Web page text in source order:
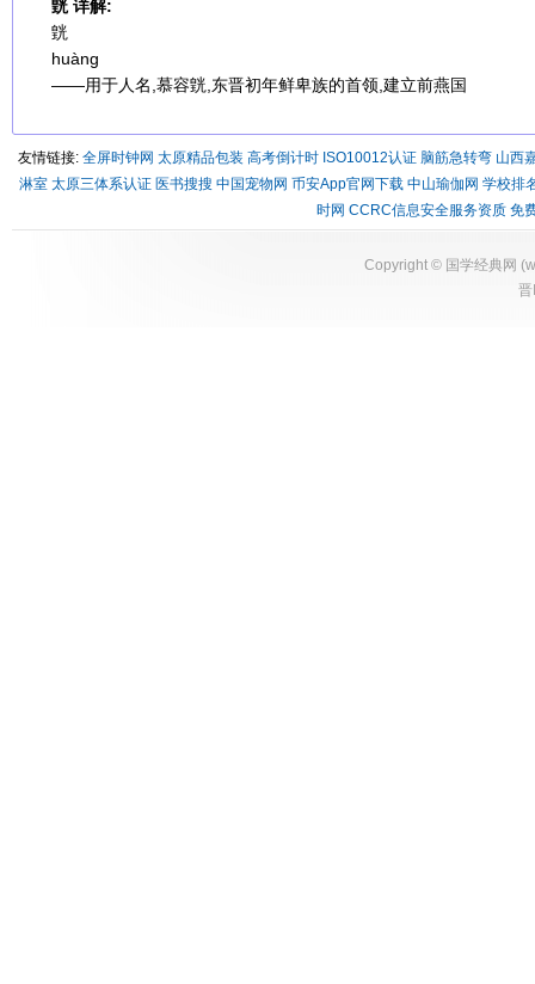
皝 详解:
皝
huàng
——用于人名,慕容皝,东晋初年鲜卑族的首领,建立前燕国
友情链接: 全屏时钟网 太原精品包装 高考倒计时 ISO10012认证 脑筋急转弯 山西
淋室 太原三体系认证 医书搜搜 中国宠物网 币安App官网下载 中山瑜伽网 学校排
时网 CCRC信息安全服务资质 免
Copyright © 国学经典网 (